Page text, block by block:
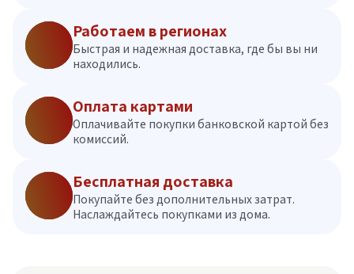
Работаем в регионах
Быстрая и надежная доставка, где бы вы ни
находились.
Оплата картами
Оплачивайте покупки банковской картой без
комиссий.
Бесплатная доставка
Покупайте без дополнительных затрат.
Наслаждайтесь покупками из дома.